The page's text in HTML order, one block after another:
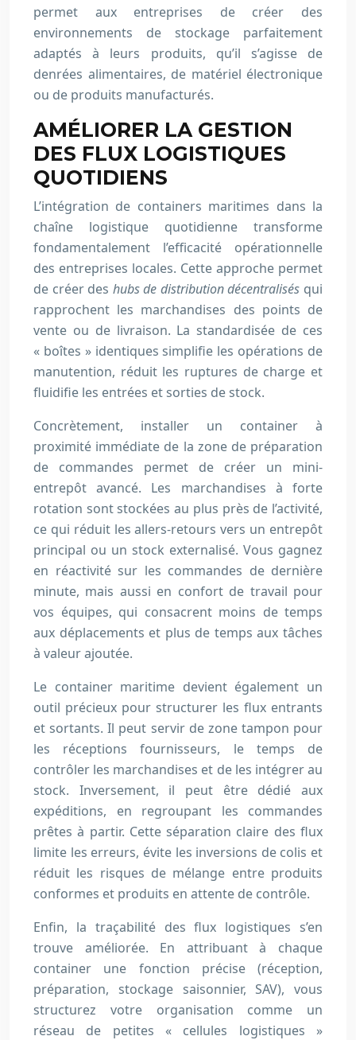
permet aux entreprises de créer des
environnements de stockage parfaitement
adaptés à leurs produits, qu’il s’agisse de
denrées alimentaires, de matériel électronique
ou de produits manufacturés.
AMÉLIORER LA GESTION
DES FLUX LOGISTIQUES
QUOTIDIENS
L’intégration de containers maritimes dans la
chaîne logistique quotidienne transforme
fondamentalement l’efficacité opérationnelle
des entreprises locales. Cette approche permet
de créer des hubs de distribution décentralisés qui
rapprochent les marchandises des points de
vente ou de livraison. La standardisée de ces
« boîtes » identiques simplifie les opérations de
manutention, réduit les ruptures de charge et
fluidifie les entrées et sorties de stock.
Concrètement, installer un container à
proximité immédiate de la zone de préparation
de commandes permet de créer un mini-
entrepôt avancé. Les marchandises à forte
rotation sont stockées au plus près de l’activité,
ce qui réduit les allers-retours vers un entrepôt
principal ou un stock externalisé. Vous gagnez
en réactivité sur les commandes de dernière
minute, mais aussi en confort de travail pour
vos équipes, qui consacrent moins de temps
aux déplacements et plus de temps aux tâches
à valeur ajoutée.
Le container maritime devient également un
outil précieux pour structurer les flux entrants
et sortants. Il peut servir de zone tampon pour
les réceptions fournisseurs, le temps de
contrôler les marchandises et de les intégrer au
stock. Inversement, il peut être dédié aux
expéditions, en regroupant les commandes
prêtes à partir. Cette séparation claire des flux
limite les erreurs, évite les inversions de colis et
réduit les risques de mélange entre produits
conformes et produits en attente de contrôle.
Enfin, la traçabilité des flux logistiques s’en
trouve améliorée. En attribuant à chaque
container une fonction précise (réception,
préparation, stockage saisonnier, SAV), vous
structurez votre organisation comme un
réseau de petites « cellules logistiques »